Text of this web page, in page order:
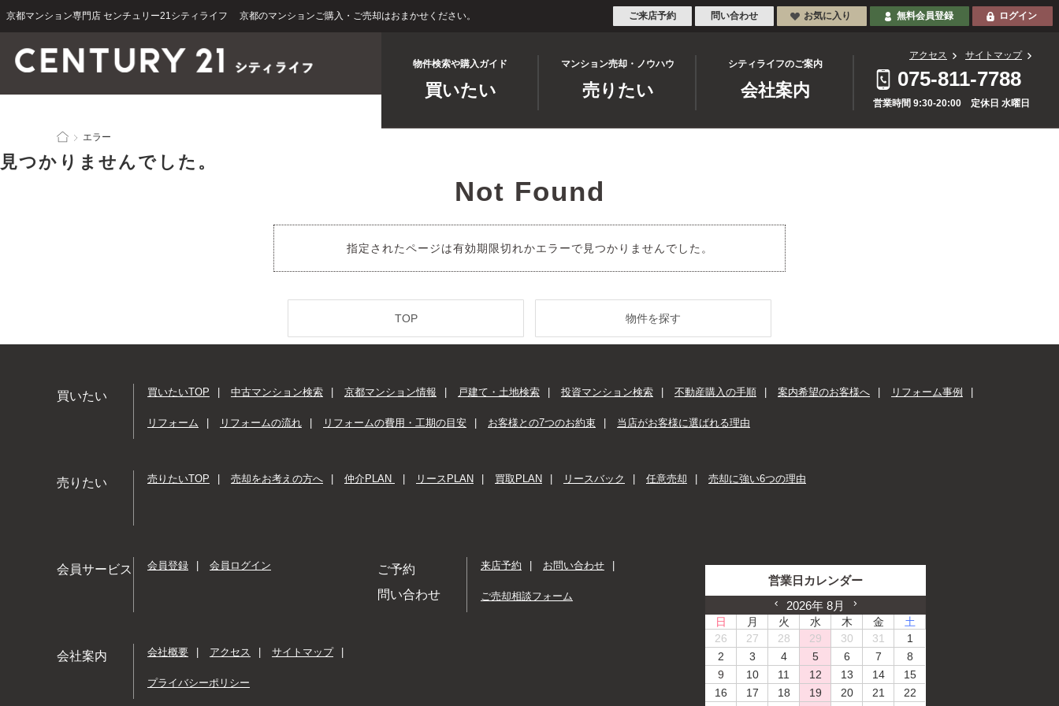
京都マンション専門店 センチュリー21シティライフ 京都のマンションご購入・ご売却はおまかせください。 ご来店予約 問い合わせ お気に入り 無料会員登録 ログイン
物件検索や購入ガイド
買いたい
マンション売却・ノウハウ
売りたい
シティライフのご案内
会社案内
アクセス サイトマップ
075-811-7788
営業時間 9:30-20:00 定休日 水曜日
エラー
見つかりませんでした。
Not Found
指定されたページは有効期限切れかエラーで見つかりませんでした。
TOP 物件を探す
買いたい 買いたいTOP 中古マンション検索 京都マンション情報 戸建て・土地検索 投資マンション検索 不動産購入の手順 案内希望のお客様へ リフォーム事例
リフォーム リフォームの流れ リフォームの費用・工期の目安 お客様との7つのお約束 当店がお客様に選ばれる理由
売りたい 売りたいTOP 売却をお考えの方へ 仲介PLAN リースPLAN 買取PLAN リースバック 任意売却 売却に強い6つの理由
会員サービス 会員登録 会員ログイン
会社案内 会社概要 アクセス サイトマップ
プライバシーポリシー
ご予約
問い合わせ
来店予約 お問い合わせ
ご売却相談フォーム
営業日カレンダー
2026年 8月
日 月 火 水 木 金
土
26
27 28 29 30 31
1
2
3 4 5 6 7
8
9
10 11 12 13 14
15
16
17 18 19 20 21
22